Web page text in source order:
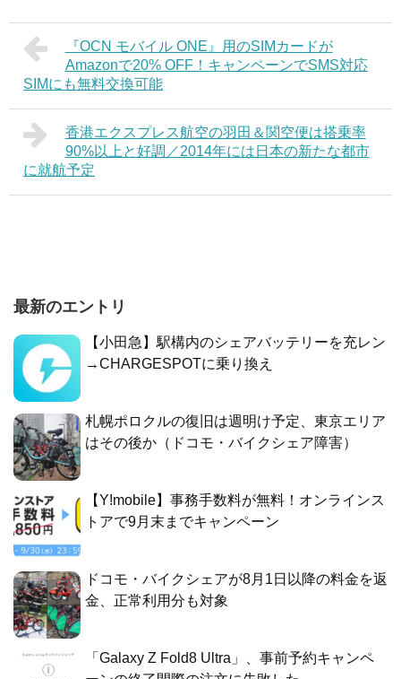
『OCN モバイル ONE』用のSIMカードが
Amazonで20% OFF！キャンペーンでSMS対応
SIMにも無料交換可能
香港エクスプレス航空の羽田＆関空便は搭乗率
90%以上と好調／2014年には日本の新たな都市
に就航予定
最新のエントリ
【小田急】駅構内のシェアバッテリーを充レン
→CHARGESPOTに乗り換え
札幌ポロクルの復旧は週明け予定、東京エリア
はその後か（ドコモ・バイクシェア障害）
【Y!mobile】事務手数料が無料！オンラインス
トアで9月末までキャンペーン
ドコモ・バイクシェアが8月1日以降の料金を返
金、正常利用分も対象
「Galaxy Z Fold8 Ultra」、事前予約キャンペ